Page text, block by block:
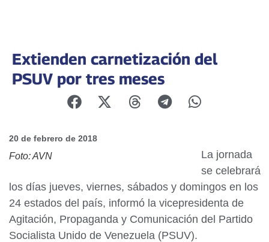
Extienden carnetización del
PSUV por tres meses
20 de febrero de 2018
Foto: AVN
La jornada
se celebrará
los días jueves, viernes, sábados y domingos en los
24 estados del país, informó la vicepresidenta de
Agitación, Propaganda y Comunicación del Partido
Socialista Unido de Venezuela (PSUV).